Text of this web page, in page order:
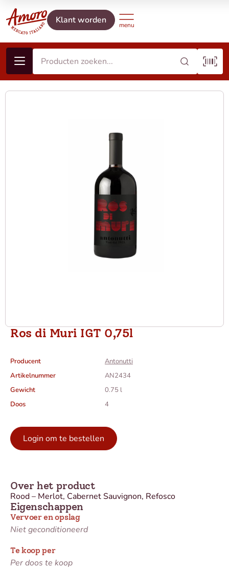
Klant worden
Ros di Muri IGT 0,75l
Producent
Antonutti
Artikelnummer
AN2434
Gewicht
0.75 l
Doos
4
Login om te bestellen
Eigenschappen
Vervoer en opslag
Niet geconditioneerd
Te koop per
Per doos te koop
Over het product
Rood – Merlot, Cabernet Sauvignon, Refosco